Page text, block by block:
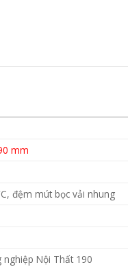
mm
đệm mút bọc vải nhung
nghiệp Nội Thất 190